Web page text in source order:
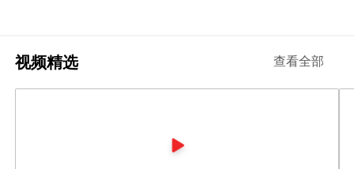
视频精选 查看全部